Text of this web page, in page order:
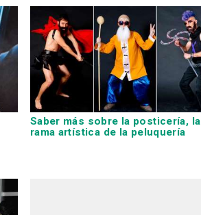
Saber más sobre la posticería, la
rama artística de la peluquería